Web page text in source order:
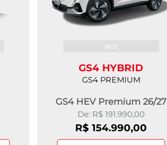
GS4 HYBRID
GS4 PREMIUM
GS4 HEV Premium 26/27
PCD
De: R$ 191.990,00
R$ 154.990,00